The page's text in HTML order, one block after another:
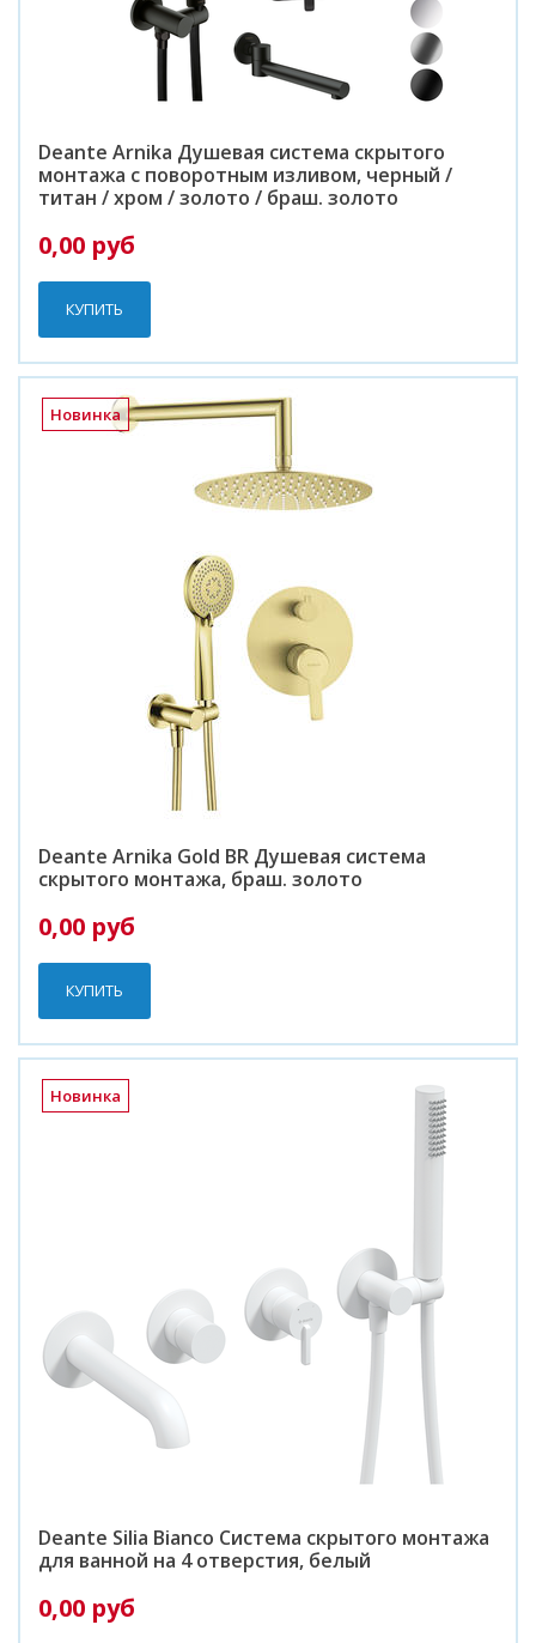
Deante Arnika Душевая система скрытого
монтажа с поворотным изливом, черный /
титан / хром / золото / браш. золото
0,00 руб
КУПИТЬ
Новинка
Deante Arnika Gold BR Душевая система
скрытого монтажа, браш. золото
0,00 руб
КУПИТЬ
Новинка
Deante Silia Bianco Система скрытого монтажа
для ванной на 4 отверстия, белый
0,00 руб